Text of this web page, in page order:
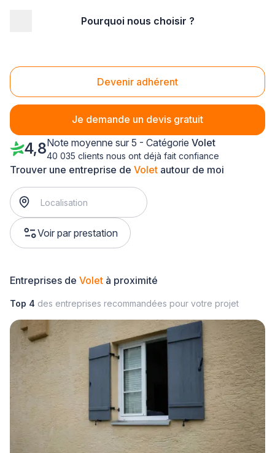
Pourquoi nous choisir ?
Devenir adhérent
Je demande un devis gratuit
Volet Rueil-Malmaison (92500)
Trouver une entreprise de Volet autour de moi
Voir par prestation
4,8Note moyenne sur 5 - Catégorie Volet
40 035 clients nous ont déjà fait confiance
Entreprises de Volet à proximité
Top 4 des entreprises recommandées pour votre projet